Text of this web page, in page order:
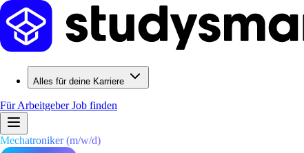
Alles für deine Karriere
Für ArbeitgeberJob finden
Mechatroniker (m/w/d)